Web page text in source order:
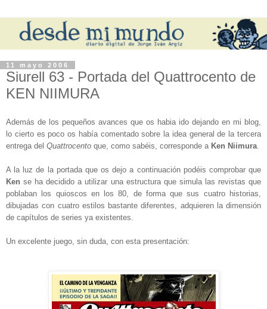
11 mayo 2006
Siurell 63 - Portada del Quattrocento de
KEN NIIMURA
Además de los pequeños avances que os habia ido dejando en mi blog,
lo cierto es poco os había comentado sobre la idea general de la tercera
entrega del Quattrocento que, como sabéis, corresponde a Ken Niimura.
A la luz de la portada que os dejo a continuación podéis comprobar que
Ken se ha decidido a utilizar una estructura que simula las revistas que
poblaban los quioscos en los 80, de forma que sus cuatro historias,
dibujadas con cuatro estilos bastante diferentes, adquieren la dimensión
de capítulos de series ya existentes.
Un excelente juego, sin duda, con esta presentación: